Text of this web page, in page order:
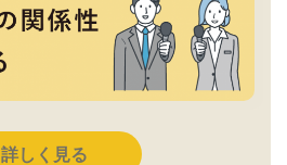
詳しく見る